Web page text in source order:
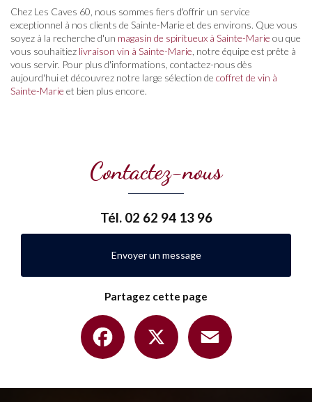
Chez Les Caves 60, nous sommes fiers d'offrir un service
exceptionnel à nos clients de Sainte-Marie et des environs. Que vous
soyez à la recherche d'un magasin de spiritueux à Sainte-Marie ou que
vous souhaitiez livraison vin à Sainte-Marie , notre équipe est prête à
vous servir. Pour plus d'informations, contactez-nous dès
aujourd'hui et découvrez notre large sélection de coffret de vin à
Sainte-Marie et bien plus encore.
Contactez-nous
Tél. 02 62 94 13 96
Envoyer un message
Partagez cette page
Facebook